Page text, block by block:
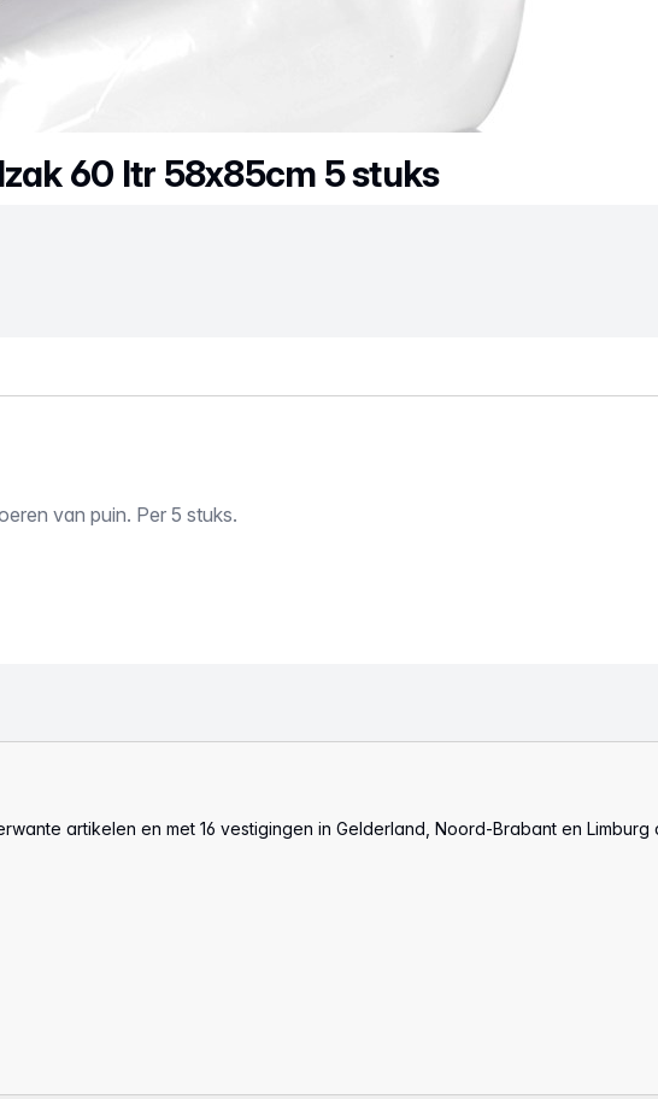
60 ltr 58x85cm 5 stuks
van puin. Per 5 stuks.
artikelen en met 16 vestigingen in Gelderland, Noord-Brabant en Limburg